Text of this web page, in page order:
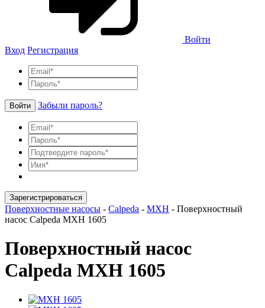
Войти
Вход Регистрация
Войти Забыли пароль?
Зарегистрироваться
Поверхностные насосы - Calpeda - MXH - Поверхностный
насос Calpeda MXH 1605
Поверхностный насос
Calpeda MXH 1605